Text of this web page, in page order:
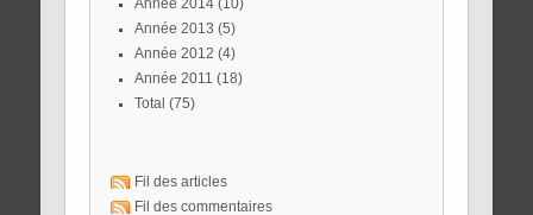
année 2014(10)
année 2013 (5)
année 2012 (4)
année 2011 (18)
total (75)
Fil des articles
Fil des commentaires